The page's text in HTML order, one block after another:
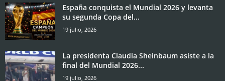
España conquista el Mundial 2026 y levanta
su segunda Copa del...
19 julio, 2026
La presidenta Claudia Sheinbaum asiste a la
final del Mundial 2026...
19 julio, 2026